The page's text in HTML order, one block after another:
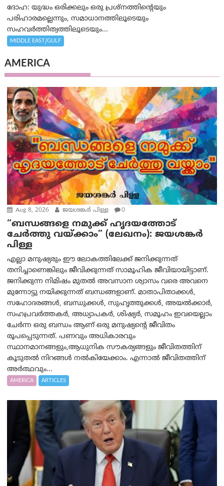
ദോഹ: യുദ്ധം ഒരിക്കലും ഒരു പ്രശ്‌നത്തിന്റെയും
പരിഹാരമല്ലെന്നും, സമാധാനത്തിലൂടെയും
സഹവര്‍ത്തിത്വത്തിലൂടെയും...
MIDDLE EAST/GULF
AMERICA
Aug 8, 2026 ജയശങ്കര്‍ പിള്ള 0
“ബന്ധങ്ങളെ നമുക്ക് ഹൃദയത്തോട്
ചേർത്തു വയ്ക്കാം” (ലേഖനം): ജയശങ്കര്‍
പിള്ള
എല്ലാ മനുഷ്യരും ഈ ലോകത്തിലേക്ക് ജനിക്കുന്നത്
തനിച്ചാണെങ്കിലും ജീവിക്കുന്നത് സാമൂഹിക ജീവിയായിട്ടാണ്.
ജനിക്കുന്ന നിമിഷം മുതൽ അവസാന ശ്വാസം വരെ അവനെ
മുന്നോട്ടു നയിക്കുന്നത് ബന്ധങ്ങളാണ്. മാതാപിതാക്കൾ,
സഹോദരങ്ങൾ, ബന്ധുക്കൾ, സുഹൃത്തുക്കൾ, അയൽക്കാർ,
സഹപ്രവർത്തകർ, അധ്യാപകർ, ശിഷ്യർ, സമൂഹം ഇവയെല്ലാം
ചേർന്ന ഒരു ബന്ധം ആണ് ഒരു മനുഷ്യന്റെ ജീവിതം
രൂപപ്പെടുന്നത്. പണവും അധികാരവും
സ്ഥാനമാനങ്ങളും,ആധുനിക സൗകര്യങ്ങളും ജീവിതത്തിന്
കൂടുതൽ നിറങ്ങൾ നൽകിയേക്കാം. എന്നാൽ ജീവിതത്തിന്
അർത്ഥവും...
AMERICA ARTICLES